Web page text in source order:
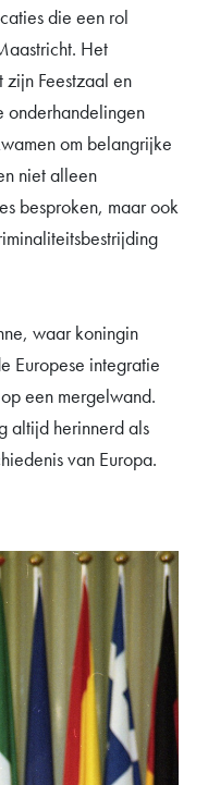
die een rol
Het
Feestzaal en
onderhandelingen
om belangrijke
niet alleen
besproken, maar ook
waar koningin
Europese integratie
een mergelwand.
altijd herinnerd als
van Europa.